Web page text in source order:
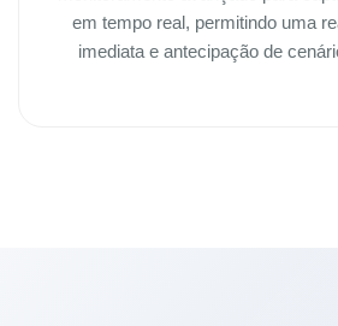
em tempo real, permitindo uma
imediata e antecipação de